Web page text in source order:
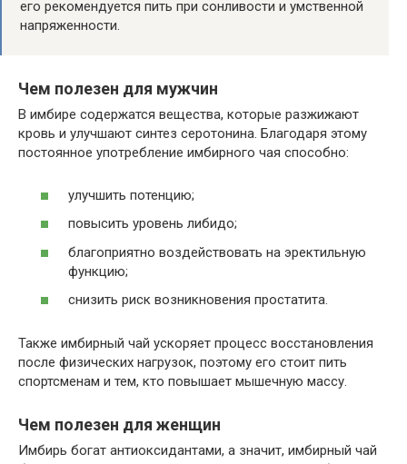
его рекомендуется пить при сонливости и умственной
напряженности.
Чем полезен для мужчин
В имбире содержатся вещества, которые разжижают
кровь и улучшают синтез серотонина. Благодаря этому
постоянное употребление имбирного чая способно:
улучшить потенцию;
повысить уровень либидо;
благоприятно воздействовать на эректильную
функцию;
снизить риск возникновения простатита.
Также имбирный чай ускоряет процесс восстановления
после физических нагрузок, поэтому его стоит пить
спортсменам и тем, кто повышает мышечную массу.
Чем полезен для женщин
Имбирь богат антиоксидантами, а значит, имбирный чай